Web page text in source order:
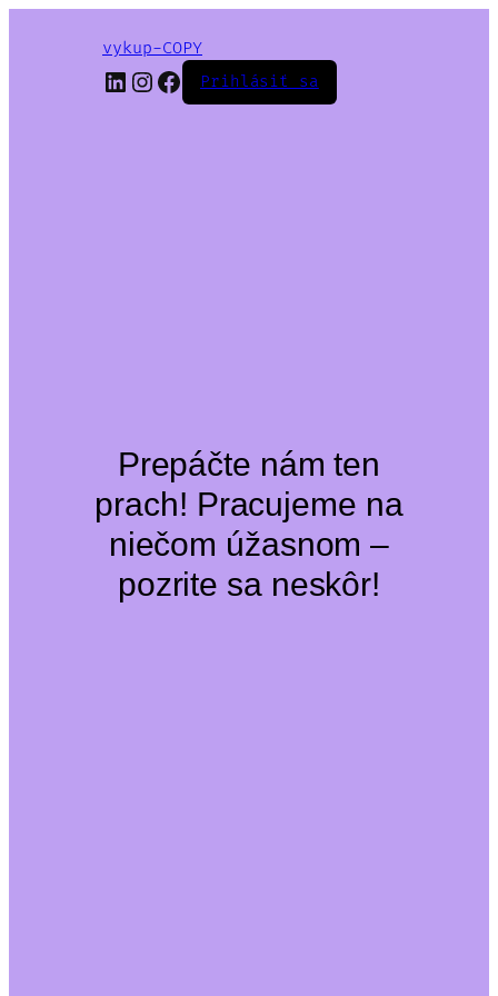
vykup-COPY
LinkedIn
Instagram
Facebook
Prihlásiť sa
Prepáčte nám ten
prach! Pracujeme na
niečom úžasnom –
pozrite sa neskôr!